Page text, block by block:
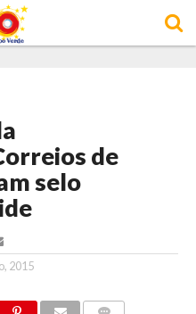
de
selo
2015